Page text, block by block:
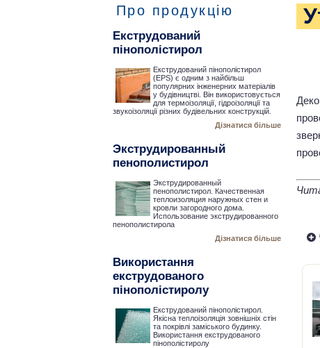
Про продукцію
Екструдований
пінополістирол
Екструдований пінополістирол
(EPS) є одним з найбільш
популярних інженерних матеріалів
у будівництві. Він використовується
для термоізоляції, гідроізоляції та
звукоізоляції різних будівельних конструкцій.
Дізнатися більше
Экструдированный
пенополистирол
Экструдированный
пенополистирол. Качественная
теплоизоляция наружных стен и
кровли загородного дома.
Использование экструдированного
пенополистирола
Дізнатися більше
Використання
екструдованого
пінополістиролу
Екструдований пінополістирол.
Якісна теплоізоляція зовнішніх стін
та покрівлі заміського будинку.
Використання екструдованого
пінополістиролу